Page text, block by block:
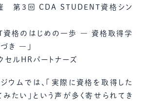
催 第3回 CDA STUDENT資格シン
資格のはじめの一歩 ― 資格取得学
き ―」
セルHRパートナーズ
ウムでは、「実際に資格を取得した
たい」という声が多く寄せられてき